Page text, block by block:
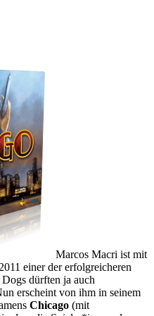
Marcos Macri ist mit
einer der erfolgreicheren
dürften ja auch
erscheint von ihm in seinem
Chicago (mit